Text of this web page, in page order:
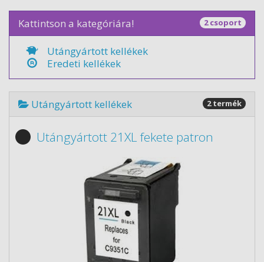
Kattintson a kategóriára! 2 csoport
Utángyártott kellékek
Eredeti kellékek
Utángyártott kellékek 2 termék
Utángyártott 21XL fekete patron